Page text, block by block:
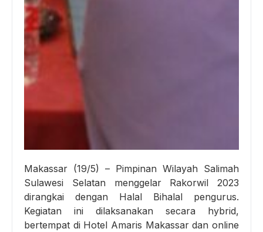
Makassar (19/5) – Pimpinan Wilayah Salimah
Sulawesi Selatan menggelar Rakorwil 2023
dirangkai dengan Halal Bihalal pengurus.
Kegiatan ini dilaksanakan secara hybrid,
bertempat di Hotel Amaris Makassar dan online